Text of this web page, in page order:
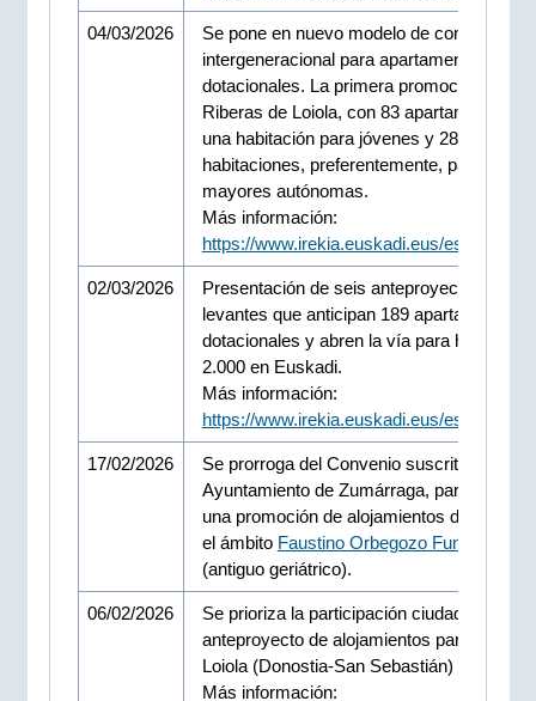
04/03/2026
Se pone en nuevo modelo de convivencia
intergeneracional para apartamentos
dotacionales. La primera promoción es la
Riberas de Loiola, con 83 apartamentos:
una habitación para jóvenes y 28 de dos
habitaciones, preferentemente, para
mayores autónomas.
Más información:
https://www.irekia.euskadi.eus/es/news/
02/03/2026
Presentación de seis anteproyectos de
levantes que anticipan 189 apartamentos
dotacionales y abren la vía para habilitar
2.000 en Euskadi.
Más información:
https://www.irekia.euskadi.eus/es/news/
17/02/2026
Se prorroga del Convenio suscrito con el
Ayuntamiento de Zumárraga, para
una promoción de alojamientos
el ámbito Faustino Orbegozo Fundazioa
(antiguo geriátrico).
06/02/2026
Se prioriza la participación ciudadana en el
anteproyecto de alojamientos para
Loiola (Donostia-San Sebastián)
Más información: